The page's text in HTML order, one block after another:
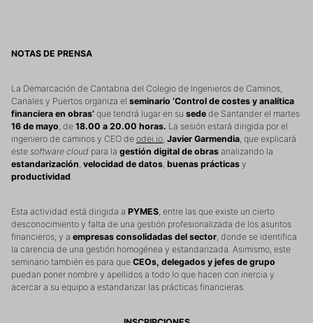
NOTAS DE PRENSA
La Demarcación de Cantabria del Colegio de Ingenieros de Caminos,
Canales y Puertos organiza el seminario ‘Control de costes y analítica
financiera en obras’ que tendrá lugar en su sede de Santander el martes
16 de mayo, de 18.00 a 20.00 horas. La sesión estará dirigida por el
ingeniero de caminos y CEO de odei.io, Javier Garmendia, que explicará
este software cloud para la gestión digital de obras analizando la
estandarización, velocidad de datos, buenas prácticas y
productividad.
Esta actividad está dirigida a PYMES, entre las que existe un cierto
desconocimiento y falta de una gestión profesionalizada de los asuntos
financieros; y a empresas consolidadas del sector, donde se identifica
la carencia de una gestión homogénea y estandarizada. Asimismo, este
seminario también es para que CEOs, delegados y jefes de grupo
puedan poner nombre y apellidos a todo lo que hacen con inercia y
acercar a su equipo a estandarizar las prácticas financieras.